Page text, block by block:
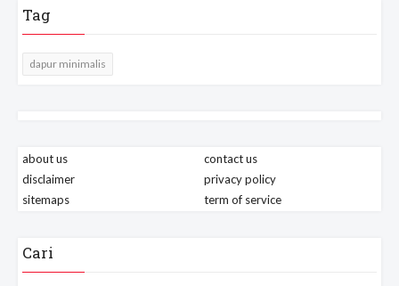
Tag
dapur minimalis
about us
contact us
disclaimer
privacy policy
sitemaps
term of service
Cari